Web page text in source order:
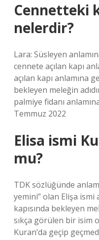
Cennetteki
nelerdir?
Lara: Süsleyen
cennete açılan kapı
açılan kapı anlamına
bekleyen meleğin
palmiye fidanı
Temmuz 2022
Elisa ismi
mu?
TDK sözlüğünde
yemini” olan Elişa ismi
kapısında bekleyen
sıkça görülen bir isim
Kuran’da geçip